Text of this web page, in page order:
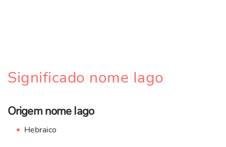
Significado nome Iago
Origem nome Iago
Hebraico